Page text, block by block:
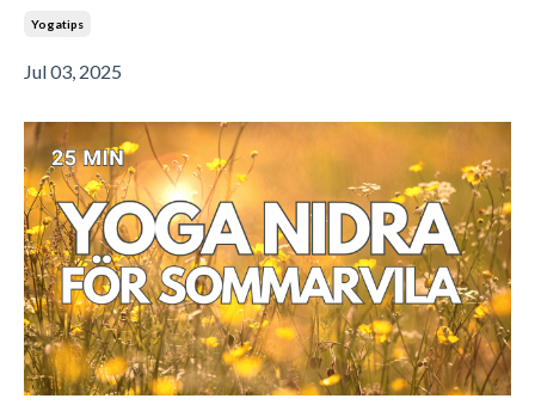
Yogatips
Jul 03, 2025